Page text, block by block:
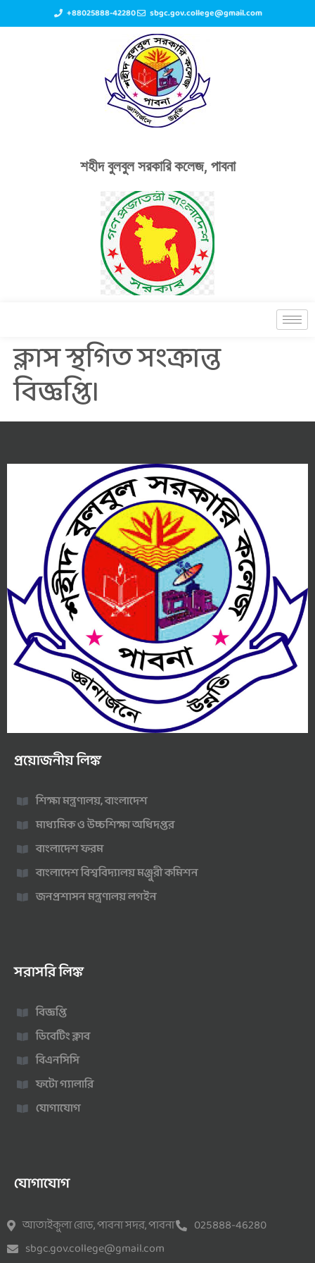
+88025888-42280 sbgc.gov.college@gmail.com
শহীদ বুলবুল সরকারি কলেজ, পাবনা
ক্লাস স্থগিত সংক্রান্ত
বিজ্ঞপ্তি।
প্রয়োজনীয় লিঙ্ক
শিক্ষা মন্ত্রণালয়, বাংলাদেশ
মাধ্যমিক ও উচ্চশিক্ষা অধিদপ্তর
বাংলাদেশ ফরম
বাংলাদেশ বিশ্ববিদ্যালয় মঞ্জুরী কমিশন
জনপ্রশাসন মন্ত্রণালয় লগইন
সরাসরি লিঙ্ক
বিজ্ঞপ্তি
ডিবেটিং ক্লাব
বিএনসিসি
ফটো গ্যালারি
যোগাযোগ
যোগাযোগ
আতাইকুলা রোড, পাবনা সদর, পাবনা
025888-46280
sbgc.gov.college@gmail.com